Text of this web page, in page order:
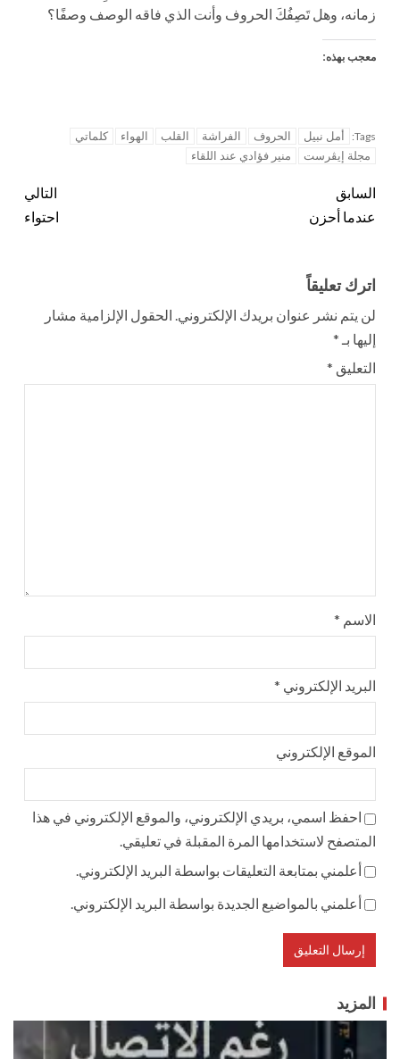
زمانه، وهل تَصِفُكَ الحروف وأنت الذي فاقه الوصف وصفًا؟
معجب بهذه:
Tags: أمل نبيل الحروف الفراشة القلب الهواء
كلماتي
مجلة إيڨرست
منير فؤادي عند اللقاء
السابق
عندما أحزن
التالي
احتواء
اترك تعليقاً
لن يتم نشر عنوان بريدك الإلكتروني. الحقول الإلزامية مشار
إليها بـ *
التعليق *
الاسم *
البريد الإلكتروني *
الموقع الإلكتروني
احفظ اسمي، بريدي الإلكتروني، والموقع الإلكتروني في هذا
المتصفح لاستخدامها المرة المقبلة في تعليقي.
أعلمني بمتابعة التعليقات بواسطة البريد الإلكتروني.
أعلمني بالمواضيع الجديدة بواسطة البريد الإلكتروني.
المزيد